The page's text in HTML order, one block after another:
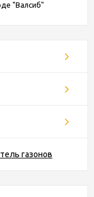
"Валсиб"
газонов